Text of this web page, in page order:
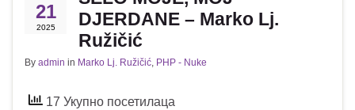
21
2025
DJERDANE – Marko Lj.
Ružičić
By admin in Marko Lj. Ružičić, PHP - Nuke
17 Укупно посетилаца